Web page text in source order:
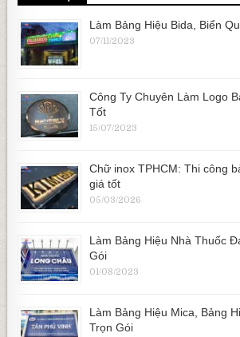
Làm Bảng Hiệu Bida, Biển
07/11/2023
Công Ty Chuyên Làm Logo
Tốt
15/07/2023
Chữ inox TPHCM: Thi công
giá tốt
05/03/2026
Làm Bảng Hiệu Nhà Thuốc
Gói
01/08/2023
Làm Bảng Hiệu Mica, Bảng
Trọn Gói